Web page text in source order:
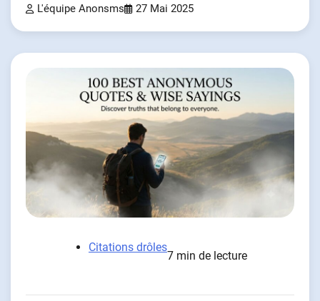
L'équipe Anonsms 27 Mai 2025
Citations drôles
7 min de lecture